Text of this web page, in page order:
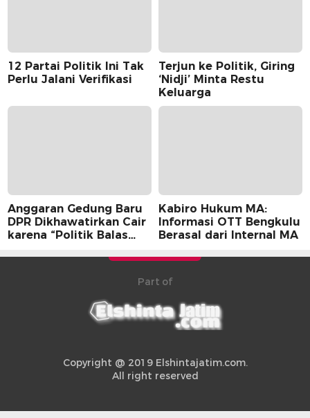
12 Partai Politik Ini Tak
Perlu Jalani Verifikasi
Terjun ke Politik, Giring
‘Nidji’ Minta Restu
Keluarga
Anggaran Gedung Baru
DPR Dikhawatirkan Cair
karena “Politik Balas
Kabiro Hukum MA:
Informasi OTT Bengkulu
Berasal dari Internal MA
Part of
Copyright @ 2019 Elshintajatim.com.
All right reserved